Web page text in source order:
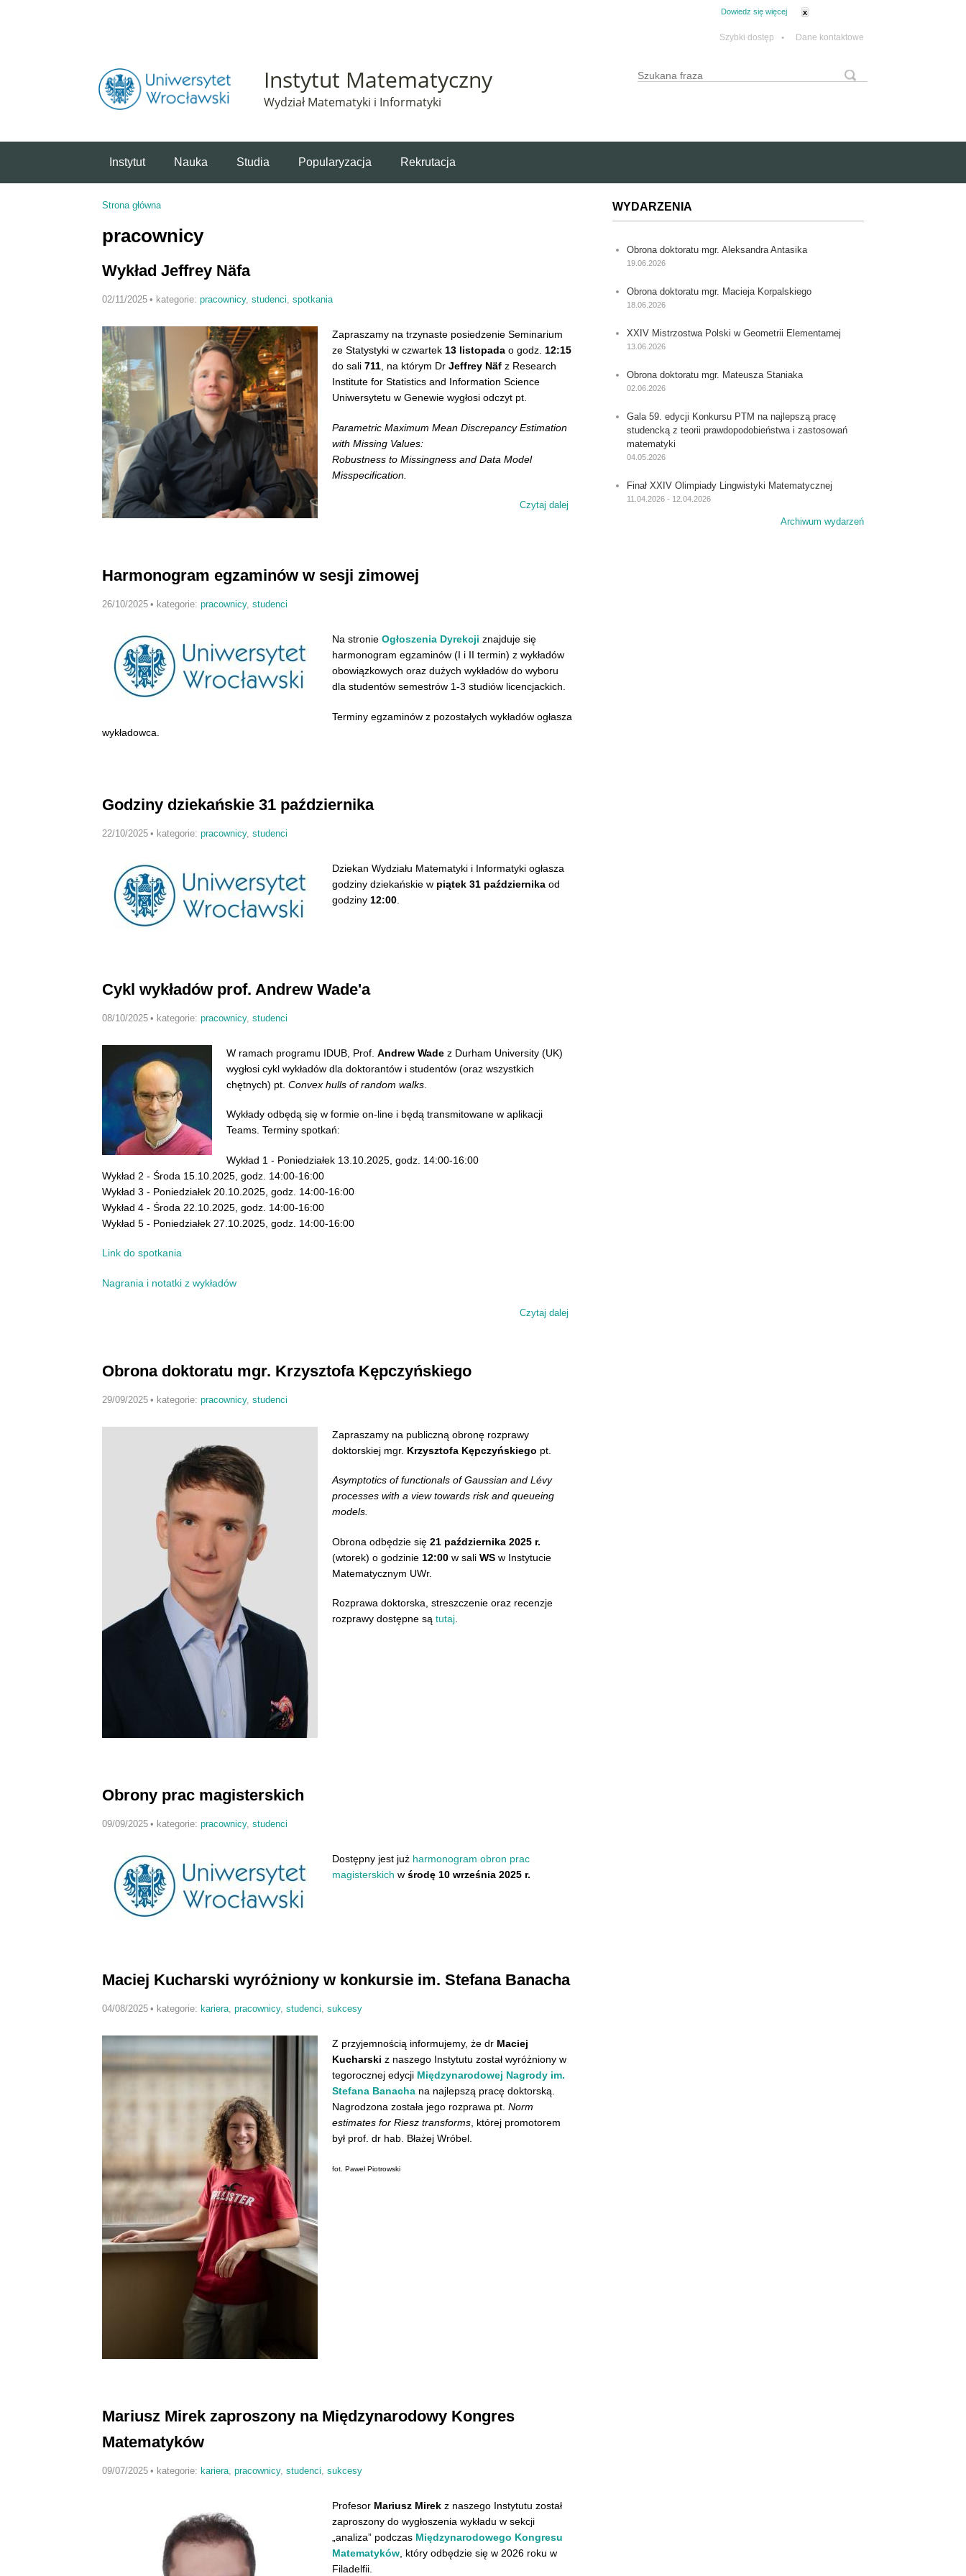
Dowiedz się więcej x
Szybki dostęp • Dane kontaktowe
Instytut Matematyczny
Wydział Matematyki i Informatyki
Formularz wyszukiwania
Wyszukaj
Instytut Nauka Studia Popularyzacja Rekrutacja
Strona główna
pracownicy
Wykład Jeffrey Näfa
02/11/2025 • kategorie: pracownicy, studenci, spotkania
Zapraszamy na trzynaste posiedzenie Seminarium
ze Statystyki w czwartek 13 listopada o godz. 12:15
do sali 711, na którym Dr Jeffrey Näf z Research
Institute for Statistics and Information Science
Uniwersytetu w Genewie wygłosi odczyt pt.
Parametric Maximum Mean Discrepancy Estimation
with Missing Values:
Robustness to Missingness and Data Model
Misspecification.
Czytaj dalej wpis Wykład Jeffrey Näfa
Harmonogram egzaminów w sesji zimowej
26/10/2025 • kategorie: pracownicy, studenci
Na stronie Ogłoszenia Dyrekcji znajduje się
harmonogram egzaminów (I i II termin) z wykładów
obowiązkowych oraz dużych wykładów do wyboru
dla studentów semestrów 1-3 studiów licencjackich.
Terminy egzaminów z pozostałych wykładów ogłasza
wykładowca.
Godziny dziekańskie 31 października
22/10/2025 • kategorie: pracownicy, studenci
Dziekan Wydziału Matematyki i Informatyki ogłasza
godziny dziekańskie w piątek 31 października od
godziny 12:00
Cykl wykładów prof. Andrew Wade'a
08/10/2025 • kategorie: pracownicy, studenci
W ramach programu IDUB, Prof. Andrew Wade z Durham University (UK)
wygłosi cykl wykładów dla doktorantów i studentów (oraz wszystkich
chętnych) pt. Convex hulls of random walks
Wykłady odbędą się w formie on-line i będą transmitowane w aplikacji
Teams. Terminy spotkań:
Wykład 1 - Poniedziałek 13.10.2025, godz. 14:00-16:00
Wykład 2 - Środa 15.10.2025, godz. 14:00-16:00
Wykład 3 - Poniedziałek 20.10.2025, godz. 14:00-16:00
Wykład 4 - Środa 22.10.2025, godz. 14:00-16:00
Wykład 5 - Poniedziałek 27.10.2025, godz. 14:00-16:00
Link do spotkania
Nagrania i notatki z wykładów
Czytaj dalej
Obrona doktoratu mgr. Krzysztofa Kępczyńskiego
29/09/2025 • kategorie: pracownicy, studenci
Zapraszamy na publiczną obronę rozprawy
doktorskiej mgr. Krzysztofa Kępczyńskiego pt.
Asymptotics of functionals of Gaussian and Lévy
processes with a view towards risk and queueing
models.
Obrona odbędzie się 21 października 2025 r.
(wtorek) o godzinie 12:00 w sali WS w Instytucie
Matematycznym UWr.
Rozprawa doktorska, streszczenie oraz recenzje
rozprawy dostępne są tutaj.
Obrony prac magisterskich
09/09/2025 • kategorie: pracownicy, studenci
Dostępny jest już harmonogram obron prac
magisterskich w środę 10 września 2025 r.
Maciej Kucharski wyróżniony w konkursie im. Stefana Banacha
04/08/2025 • kategorie: kariera, pracownicy, studenci sukcesy
Z przyjemnością informujemy, że dr Maciej
Kucharski z naszego Instytutu został wyróżniony w
tegorocznej edycji Międzynarodowej Nagrody im.
Stefana Banacha na najlepszą pracę doktorską.
Nagrodzona została jego rozprawa pt. Norm
estimates for Riesz transforms , której promotorem
był prof. dr hab. Błażej Wróbel.
fot. Paweł Piotrowski
Mariusz Mirek zaproszony na Międzynarodowy Kongres
Matematyków
09/07/2025 • kategorie: kariera, pracownicy, studenci sukcesy
Profesor Mariusz Mirek z naszego Instytutu został
zaproszony do wygłoszenia wykładu w sekcji
„analiza” podczas Międzynarodowego Kongresu
Matematyków , który odbędzie się w 2026 roku w
Filadelfii.
WYDARZENIA
Obrona doktoratu mgr. Aleksandra Antasika
19.06.2026
Obrona doktoratu mgr. Macieja Korpalskiego
18.06.2026
XXIV Mistrzostwa Polski w Geometrii Elementarnej
13.06.2026
Obrona doktoratu mgr. Mateusza Staniaka
02.06.2026
Gala 59. edycji Konkursu PTM na najlepszą pracę
studencką z teorii prawdopodobieństwa i zastosowań
matematyki
04.05.2026
Finał XXIV Olimpiady Lingwistyki Matematycznej
11.04.2026 - 12.04.2026
Archiwum wydarzeń